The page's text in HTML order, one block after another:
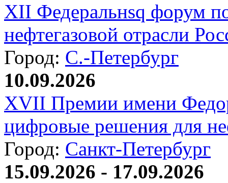
XII Федеральнsq форум
нефтегазовой отрасли
Город: С.-Петербург
10.09.2026
XVII Премии имени
цифровые решения для
Город: Санкт-Петербург
15.09.2026 - 17.09.2026